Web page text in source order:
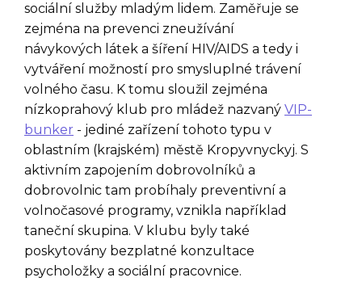
sociální služby mladým lidem. Zaměřuje se
zejména na prevenci zneužívání
návykových látek a šíření HIV/AIDS a tedy i
vytváření možností pro smysluplné trávení
volného času. K tomu sloužil zejména
nízkoprahový klub pro mládež nazvaný VIP-
bunker - jediné zařízení tohoto typu v
oblastním (krajském) městě Kropyvnyckyj. S
aktivním zapojením dobrovolníků a
dobrovolnic tam probíhaly preventivní a
volnočasové programy, vznikla například
taneční skupina. V klubu byly také
poskytovány bezplatné konzultace
psycholožky a sociální pracovnice.